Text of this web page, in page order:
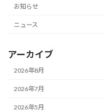
お知らせ
ニュース
アーカイブ
2026年8月
2026年7月
2026年5月